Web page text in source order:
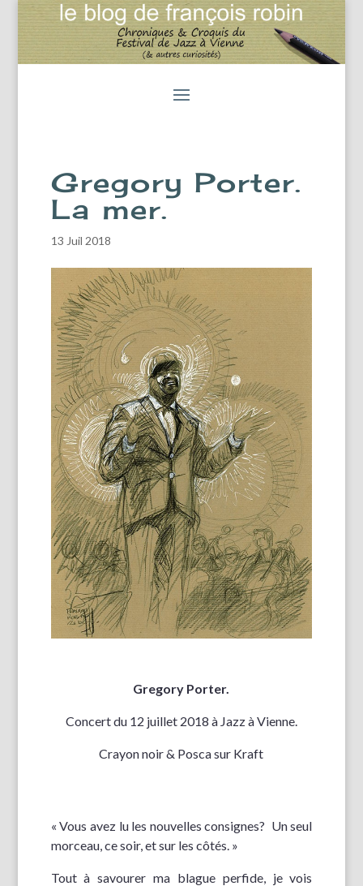
Gregory Porter.
La mer.
13 Juil 2018
Gregory Porter.
Concert du 12 juillet 2018 à Jazz à Vienne.
Crayon noir & Posca sur Kraft
« Vous avez lu les nouvelles consignes? Un seul
morceau, ce soir, et sur les côtés. »
Tout à savourer ma blague perfide, je vois